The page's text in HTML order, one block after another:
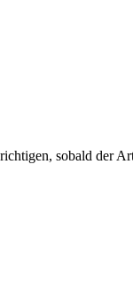
sobald der